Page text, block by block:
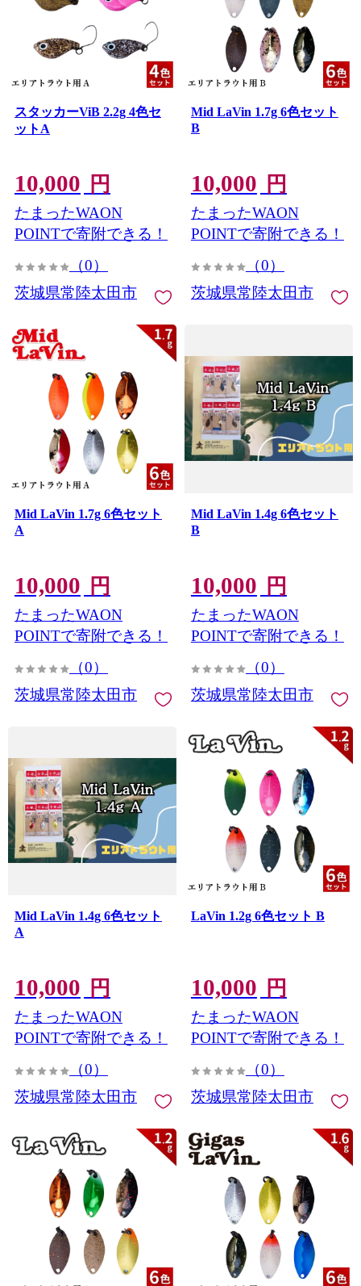
スタッカーViB 2.2g 4色セ
ットA
10,000 円
たまったWAON
POINTで寄附できる！
（0）
茨城県常陸太田市
Mid LaVin 1.7g 6色セット
B
10,000 円
たまったWAON
POINTで寄附できる！
（0）
茨城県常陸太田市
Mid LaVin 1.7g 6色セット
A
10,000 円
たまったWAON
POINTで寄附できる！
（0）
茨城県常陸太田市
Mid LaVin 1.4g 6色セット
B
10,000 円
たまったWAON
POINTで寄附できる！
（0）
茨城県常陸太田市
Mid LaVin 1.4g 6色セット
A
10,000 円
たまったWAON
POINTで寄附できる！
（0）
茨城県常陸太田市
LaVin 1.2g 6色セット B
10,000 円
たまったWAON
POINTで寄附できる！
（0）
茨城県常陸太田市